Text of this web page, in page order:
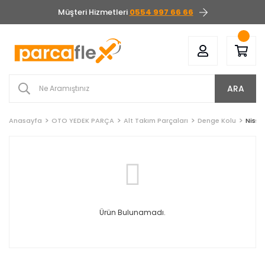
Müşteri Hizmetleri 0554 997 66 66
ARA
Anasayfa OTO YEDEK PARÇA Alt Takım Parçaları Denge Kolu
Ürün Bulunamadı.